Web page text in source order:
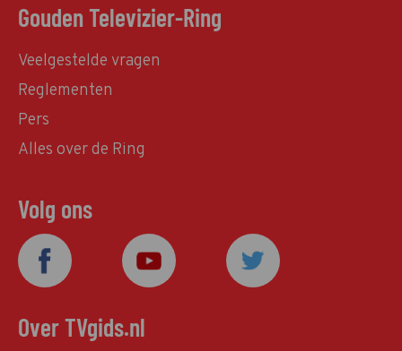
Gouden Televizier-Ring
Veelgestelde vragen
Reglementen
Pers
Alles over de Ring
Volg ons
Over TVgids.nl